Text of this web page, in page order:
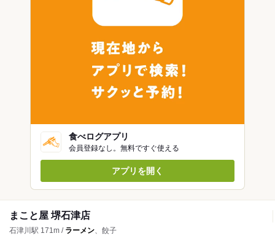
食べログアプリ
会員登録なし。無料ですぐ使える
アプリを開く
まこと屋 堺石津店
石津川駅 171m / ラーメン、餃子